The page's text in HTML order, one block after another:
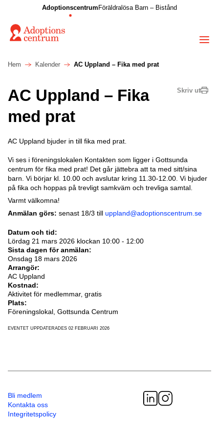
Adoptionscentrum Föräldralösa Barn – Bistånd
Hem Kalender AC Uppland – Fika med prat
Skriv ut
AC Uppland – Fika
med prat
AC Uppland bjuder in till fika med prat.
Vi ses i föreningslokalen Kontakten som ligger i Gottsunda
centrum för fika med prat! Det går jättebra att ta med sitt/sina
barn. Vi börjar kl. 10.00 och avslutar kring 11.30-12.00. Vi bjuder
på fika och hoppas på trevligt samkväm och trevliga samtal.
Varmt välkomna!
Anmälan görs: senast 18/3 till uppland@adoptionscentrum.se
Datum och tid:
Lördag 21 mars 2026 klockan 10:00 - 12:00
Sista dagen för anmälan:
Onsdag 18 mars 2026
Arrangör:
AC Uppland
Kostnad:
Aktivitet för medlemmar, gratis
Plats:
Föreningslokal, Gottsunda Centrum
EVENTET UPPDATERADES 02 FEBRUARI 2026
Bli medlem
Kontakta oss
Integritetspolicy